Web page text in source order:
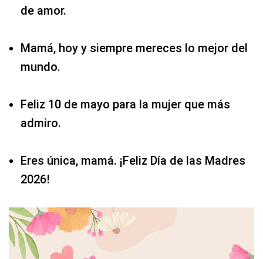
de amor.
Mamá, hoy y siempre mereces lo mejor del
mundo.
Feliz 10 de mayo para la mujer que más
admiro.
Eres única, mamá. ¡Feliz Día de las Madres
2026!